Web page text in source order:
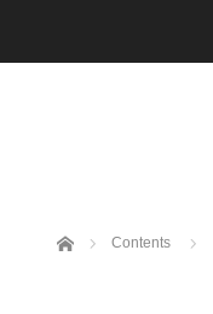
ホーム Contents